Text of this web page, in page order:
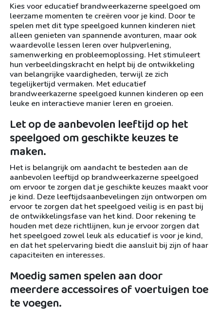
Kies voor educatief brandweerkazerne speelgoed om
leerzame momenten te creëren voor je kind. Door te
spelen met dit type speelgoed kunnen kinderen niet
alleen genieten van spannende avonturen, maar ook
waardevolle lessen leren over hulpverlening,
samenwerking en probleemoplossing. Het stimuleert
hun verbeeldingskracht en helpt bij de ontwikkeling
van belangrijke vaardigheden, terwijl ze zich
tegelijkertijd vermaken. Met educatief
brandweerkazerne speelgoed kunnen kinderen op een
leuke en interactieve manier leren en groeien.
Let op de aanbevolen leeftijd op het
speelgoed om geschikte keuzes te
maken.
Het is belangrijk om aandacht te besteden aan de
aanbevolen leeftijd op brandweerkazerne speelgoed
om ervoor te zorgen dat je geschikte keuzes maakt voor
je kind. Deze leeftijdsaanbevelingen zijn ontworpen om
ervoor te zorgen dat het speelgoed veilig is en past bij
de ontwikkelingsfase van het kind. Door rekening te
houden met deze richtlijnen, kun je ervoor zorgen dat
het speelgoed zowel leuk als educatief is voor je kind,
en dat het spelervaring biedt die aansluit bij zijn of haar
capaciteiten en interesses.
Moedig samen spelen aan door
meerdere accessoires of voertuigen toe
te voegen.